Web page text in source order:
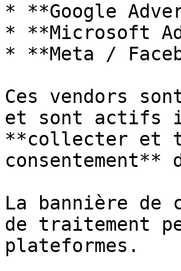
* **Google
* **Microsoft
* **Meta /
Ces vendors
et sont actifs
**collecter et
consentement**
La bannière
de traitement
plateformes.